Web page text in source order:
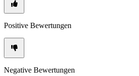
VI
ZH
Das
Spiel
Positive Bewertungen
Negative Bewertungen